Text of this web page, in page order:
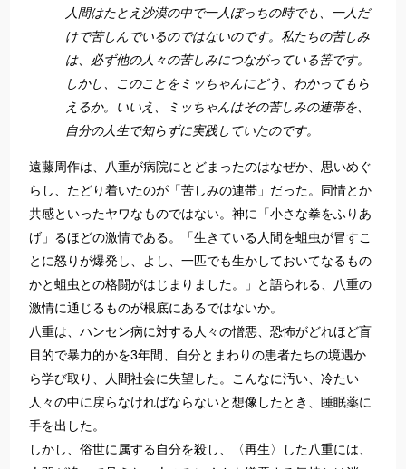
人間はたとえ沙漠の中で一人ぼっちの時でも、一人だ
けで苦しんでいるのではないのです。私たちの苦しみ
は、必ず他の人々の苦しみにつながっている筈です。
しかし、このことをミッちゃんにどう、わかってもら
えるか。いいえ、ミッちゃんはその苦しみの連帯を、
自分の人生で知らずに実践していたのです。
遠藤周作は、八重が病院にとどまったのはなぜか、思いめぐ
らし、たどり着いたのが「苦しみの連帯」だった。同情とか
共感といったヤワなものではない。神に「小さな拳をふりあ
げ」るほどの激情である。「生きている人間を蛆虫が冒すこ
とに怒りが爆発し、よし、一匹でも生かしておいてなるもの
かと蛆虫との格闘がはじまりました。」と語られる、八重の
激情に通じるものが根底にあるではないか。
八重は、ハンセン病に対する人々の憎悪、恐怖がどれほど盲
目的で暴力的かを3年間、自分とまわりの患者たちの境遇か
ら学び取り、人間社会に失望した。こんなに汚い、冷たい
人々の中に戻らなければならないと想像したとき、睡眠薬に
手を出した。
しかし、俗世に属する自分を殺し、〈再生〉した八重には、